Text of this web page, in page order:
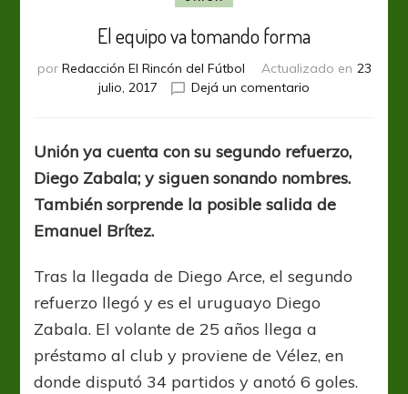
El equipo va tomando forma
por Redacción El Rincón del Fútbol Actualizado en 23
julio, 2017
Dejá un comentario
tomando
forma
Unión ya cuenta con su segundo refuerzo,
Diego Zabala; y siguen sonando nombres.
También sorprende la posible salida de
Emanuel Brítez.
Tras la llegada de Diego Arce, el segundo
refuerzo llegó y es el uruguayo Diego
Zabala. El volante de 25 años llega a
préstamo al club y proviene de Vélez, en
donde disputó 34 partidos y anotó 6 goles.